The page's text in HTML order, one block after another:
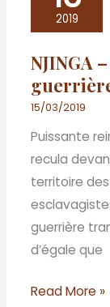
2019
NJINGA
15/03/2019
Puissante
recula
territoire
guerrière
d’égale que
Histoire
reine
guerrière
–
Linda
Heywood
Read More »